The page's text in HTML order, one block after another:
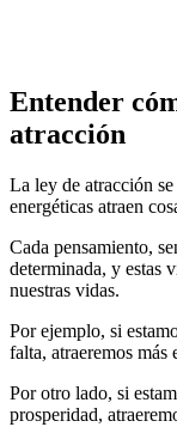
Entender
atracción
La ley de atracción
energéticas atraen
Cada pensamiento,
determinada, y estas
nuestras vidas.
Por ejemplo, si
falta, atraeremos más
Por otro lado, si
prosperidad,